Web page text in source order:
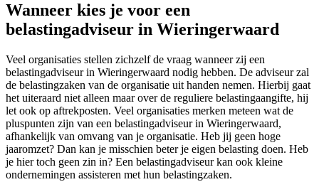
Wanneer kies je voor een
belastingadviseur in Wieringerwaard
Veel organisaties stellen zichzelf de vraag wanneer zij een
belastingadviseur in Wieringerwaard nodig hebben. De adviseur zal
de belastingzaken van de organisatie uit handen nemen. Hierbij gaat
het uiteraard niet alleen maar over de reguliere belastingaangifte, hij
let ook op aftrekposten. Veel organisaties merken meteen wat de
pluspunten zijn van een belastingadviseur in Wieringerwaard,
afhankelijk van omvang van je organisatie. Heb jij geen hoge
jaaromzet? Dan kan je misschien beter je eigen belasting doen. Heb
je hier toch geen zin in? Een belastingadviseur kan ook kleine
ondernemingen assisteren met hun belastingzaken.